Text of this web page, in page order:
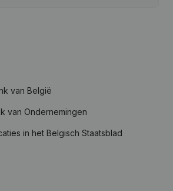
van België
van Ondernemingen
in het Belgisch Staatsblad